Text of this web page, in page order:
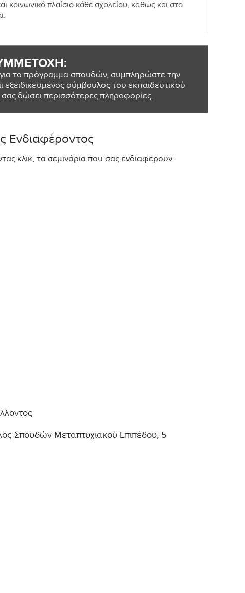
κοινωνικό πλαίσιο κάθε σχολείου, καθώς και στο
το πρόγραμμα σπουδών, συμπληρώστε την
σύμβουλος του εκπαιδευτικού
σας δώσει περισσότερες πληροφορίες.
Ενδιαφέροντος
κλικ, τα σεμινάρια που σας ενδιαφέρουν.
Σπουδών Μεταπτυχιακού Επιπέδου, 5